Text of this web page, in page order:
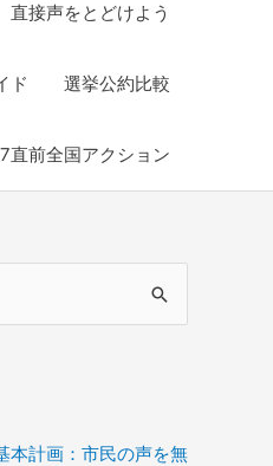
直接声をとどけよう
ド 選挙公約比較
直前全国アクション
本計画：市民の声を無